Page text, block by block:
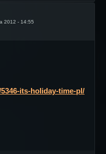
2012 - 14:55
its-holiday-time-pl/